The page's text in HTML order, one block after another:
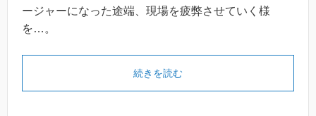
ージャーになった途端、現場を疲弊させていく様
を…。
続きを読む